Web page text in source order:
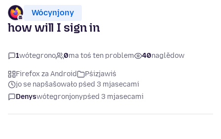
Wócynjony
how will I sign in
1wótegrono 0ma toś ten problem 40naglědow
Firefox za Android
Pśizjawiś
jo se napšašowało pśed 3 mjasecami
Denyswótegronjonypśed 3 mjasecami